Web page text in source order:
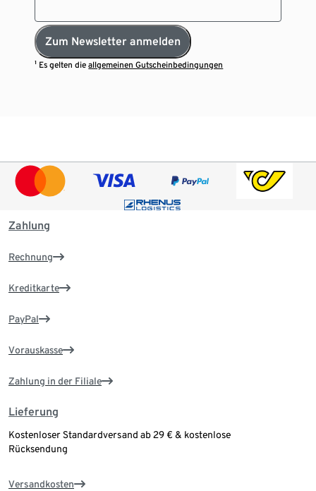
Zum Newsletter anmelden
¹ Es gelten dieallgemeinen Gutscheinbedingungen
Zahlung
Rechnung
Kreditkarte
PayPal
Vorauskasse
Zahlung in der Filiale
Lieferung
Kostenloser Standardversand ab 29 € & kostenlose
Rücksendung
Versandkosten